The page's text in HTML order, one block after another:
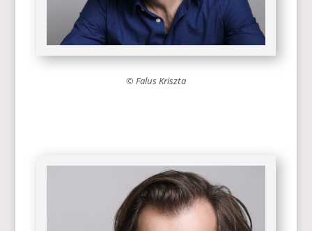
© Falus Kriszta